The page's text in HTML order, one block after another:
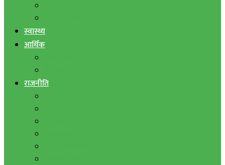
स्वास्थ्य
आर्थिक
राजनीति